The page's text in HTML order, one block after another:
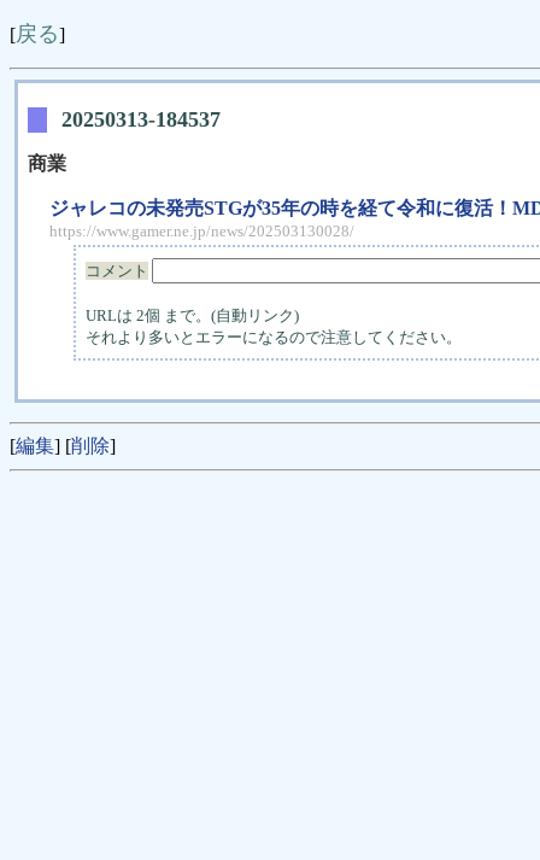
[戻る]
20250313-184537
商業
ジャレコの未発売STGが35年の時を経て令和に復活！
https://www.gamer.ne.jp/news/202503130028/
コメント
URLは 2個 まで。(自動リンク)
それより多いとエラーになるので注意してください。
[編集] [削除]